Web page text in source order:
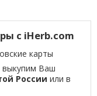
с iHerb.com
карты
выкупим Ваш
России или в